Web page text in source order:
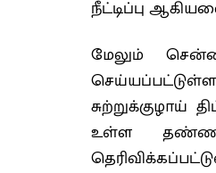
நீட்டிப்பு
மேலும்
சுற்றுக்குழாய்
உள்ள